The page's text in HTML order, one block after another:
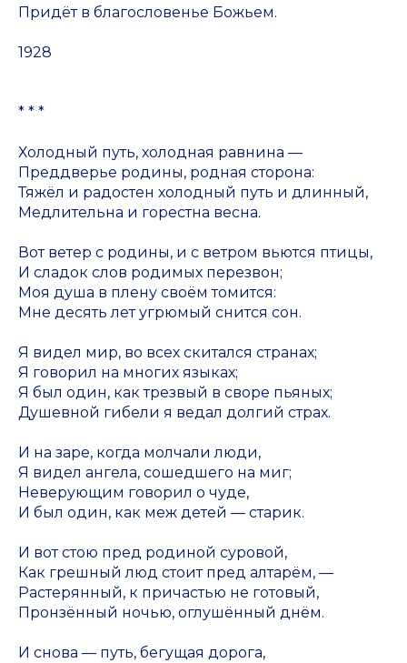
Придёт в благословенье Божьем.
1928
* * *
Холодный путь, холодная равнина —
Преддверье родины, родная сторона:
Тяжёл и радостен холодный путь и длинный,
Медлительна и горестна весна.
Вот ветер с родины, и с ветром вьются птицы,
И сладок слов родимых перезвон;
Моя душа в плену своём томится:
Мне десять лет угрюмый снится сон.
Я видел мир, во всех скитался странах;
Я говорил на многих языках;
Я был один, как трезвый в своре пьяных;
Душевной гибели я ведал долгий страх.
И на заре, когда молчали люди,
Я видел ангела, сошедшего на миг;
Неверующим говорил о чуде,
И был один, как меж детей — старик.
И вот стою пред родиной суровой,
Как грешный люд стоит пред алтарём, —
Растерянный, к причастью не готовый,
Пронзённый ночью, оглушённый днём.
И снова — путь, бегущая дорога,